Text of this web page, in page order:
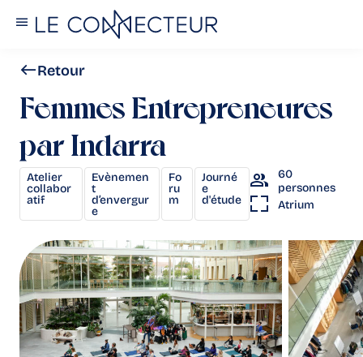
Retour
Femmes Entrepreneures
par Indarra
Atelier
collabor
atif
,
Evènemen
t
d’envergur
e
, Fo
ru
m
, Journé
e
d'étude
60
personnes
Atrium